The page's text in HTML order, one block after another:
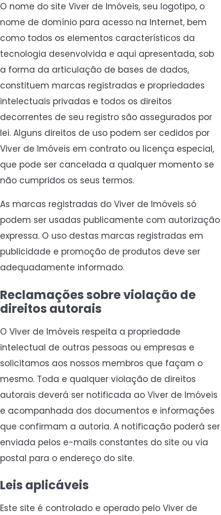
O nome do site Viver de Imóveis, seu logotipo, o
nome de domínio para acesso na Internet, bem
como todos os elementos característicos da
tecnologia desenvolvida e aqui apresentada, sob
a forma da articulação de bases de dados,
constituem marcas registradas e propriedades
intelectuais privadas e todos os direitos
decorrentes de seu registro são assegurados por
lei. Alguns direitos de uso podem ser cedidos por
Viver de Imóveis em contrato ou licença especial,
que pode ser cancelada a qualquer momento se
não cumpridos os seus termos.
As marcas registradas do Viver de Imóveis só
podem ser usadas publicamente com autorização
expressa. O uso destas marcas registradas em
publicidade e promoção de produtos deve ser
adequadamente informado.
Reclamações sobre violação de
direitos autorais
O Viver de Imóveis respeita a propriedade
intelectual de outras pessoas ou empresas e
solicitamos aos nossos membros que façam o
mesmo. Toda e qualquer violação de direitos
autorais deverá ser notificada ao Viver de Imóveis
e acompanhada dos documentos e informações
que confirmam a autoria. A notificação poderá ser
enviada pelos e-mails constantes do site ou via
postal para o endereço do site.
Leis aplicáveis
Este site é controlado e operado pelo Viver de